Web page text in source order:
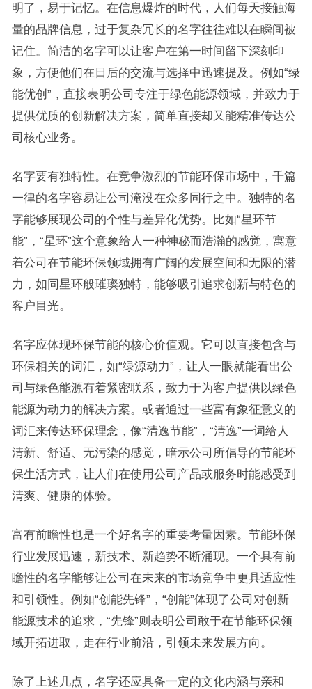
明了，易于记忆。在信息爆炸的时代，人们每天接触海
量的品牌信息，过于复杂冗长的名字往往难以在瞬间被
记住。简洁的名字可以让客户在第一时间留下深刻印
象，方便他们在日后的交流与选择中迅速提及。例如“绿
能优创”，直接表明公司专注于绿色能源领域，并致力于
提供优质的创新解决方案，简单直接却又能精准传达公
司核心业务。
名字要有独特性。在竞争激烈的节能环保市场中，千篇
一律的名字容易让公司淹没在众多同行之中。独特的名
字能够展现公司的个性与差异化优势。比如“星环节
能”，“星环”这个意象给人一种神秘而浩瀚的感觉，寓意
着公司在节能环保领域拥有广阔的发展空间和无限的潜
力，如同星环般璀璨独特，能够吸引追求创新与特色的
客户目光。
名字应体现环保节能的核心价值观。它可以直接包含与
环保相关的词汇，如“绿源动力”，让人一眼就能看出公
司与绿色能源有着紧密联系，致力于为客户提供以绿色
能源为动力的解决方案。或者通过一些富有象征意义的
词汇来传达环保理念，像“清逸节能”，“清逸”一词给人
清新、舒适、无污染的感觉，暗示公司所倡导的节能环
保生活方式，让人们在使用公司产品或服务时能感受到
清爽、健康的体验。
富有前瞻性也是一个好名字的重要考量因素。节能环保
行业发展迅速，新技术、新趋势不断涌现。一个具有前
瞻性的名字能够让公司在未来的市场竞争中更具适应性
和引领性。例如“创能先锋”，“创能”体现了公司对创新
能源技术的追求，“先锋”则表明公司敢于在节能环保领
域开拓进取，走在行业前沿，引领未来发展方向。
除了上述几点，名字还应具备一定的文化内涵与亲和